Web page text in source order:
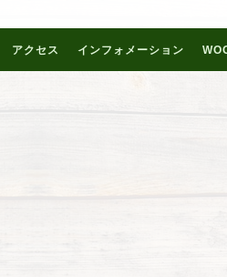
アクセス インフォメーション